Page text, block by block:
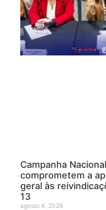
Campanha
comprometem a
geral às
13
agosto 4, 2026